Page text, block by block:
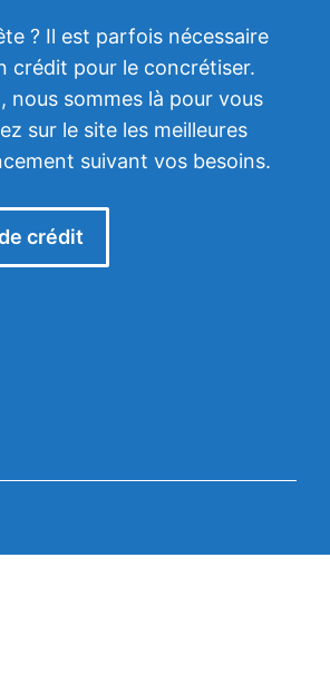
? Il est parfois nécessaire
crédit pour le concrétiser.
nous sommes là pour vous
sur le site les meilleures
suivant vos besoins.
crédit